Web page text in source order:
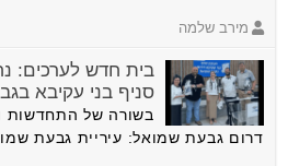
מירב שלמה
בית חדש לערכים:
סניף בני עקיבא
בשורה של התחדשות
דרום גבעת שמואל: עיריית גבעת